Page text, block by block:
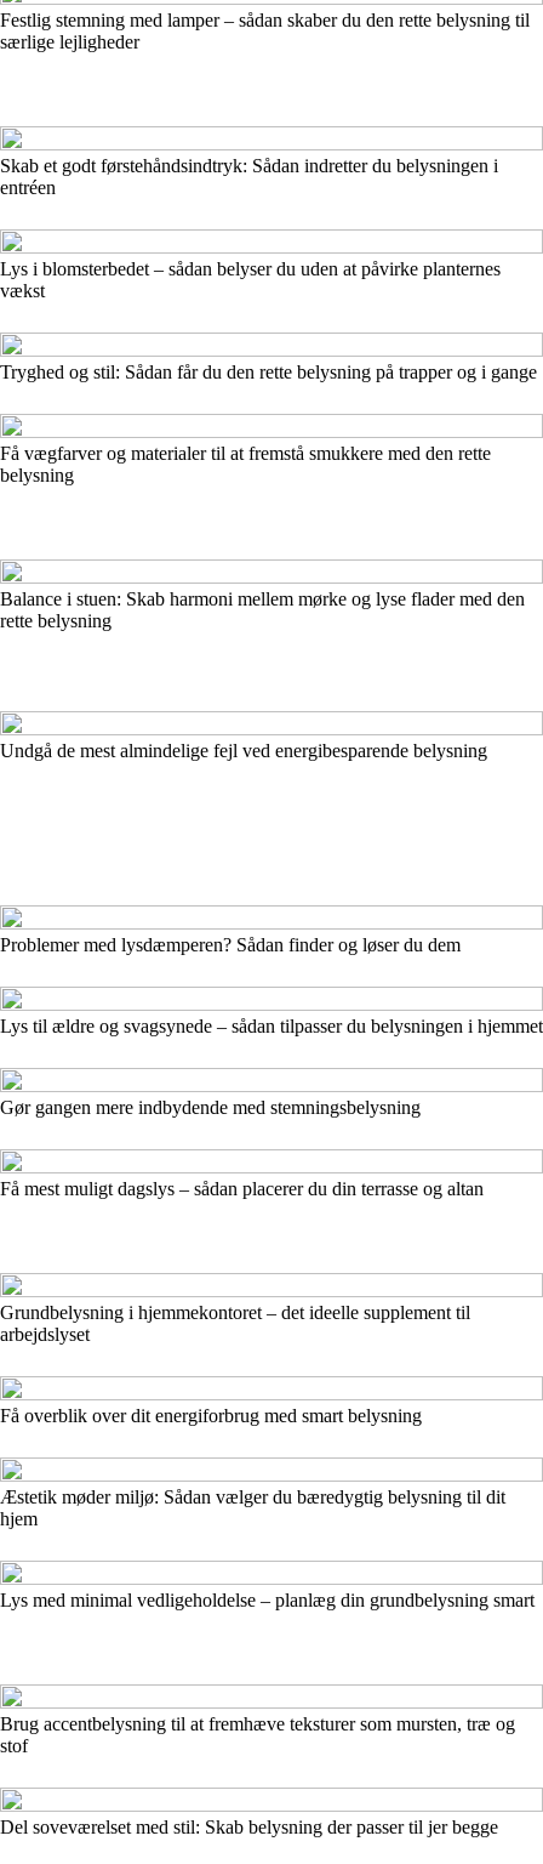
Festlig stemning med lamper – sådan skaber du den rette belysning til
særlige lejligheder
Skab et godt førstehåndsindtryk: Sådan indretter du belysningen i
entréen
Lys i blomsterbedet – sådan belyser du uden at påvirke planternes
vækst
Tryghed og stil: Sådan får du den rette belysning på trapper og i gange
Få vægfarver og materialer til at fremstå smukkere med den rette
belysning
Balance i stuen: Skab harmoni mellem mørke og lyse flader med den
rette belysning
Undgå de mest almindelige fejl ved energibesparende belysning
Problemer med lysdæmperen? Sådan finder og løser du dem
Lys til ældre og svagsynede – sådan tilpasser du belysningen i hjemmet
Gør gangen mere indbydende med stemningsbelysning
Få mest muligt dagslys – sådan placerer du din terrasse og altan
Grundbelysning i hjemmekontoret – det ideelle supplement til
arbejdslyset
Få overblik over dit energiforbrug med smart belysning
Æstetik møder miljø: Sådan vælger du bæredygtig belysning til dit
hjem
Lys med minimal vedligeholdelse – planlæg din grundbelysning smart
Brug accentbelysning til at fremhæve teksturer som mursten, træ og
stof
Del soveværelset med stil: Skab belysning der passer til jer begge